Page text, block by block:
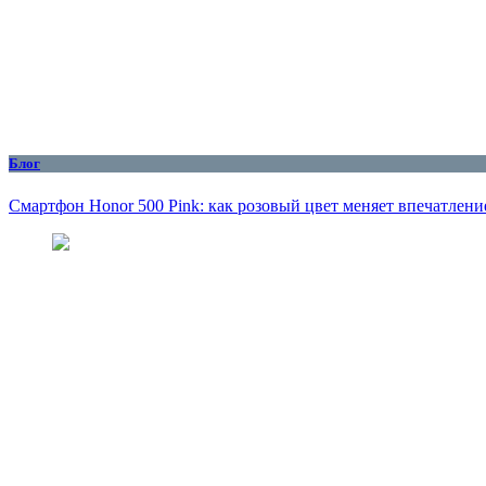
Блог
Смартфон Honor 500 Pink: как розовый цвет меняет